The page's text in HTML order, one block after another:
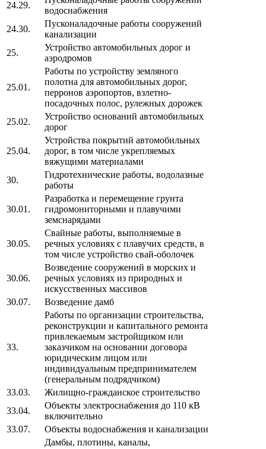
24.29.
водоснабжения
24.30.
Пусконаладочные работы сооружений
канализации
25.
Устройство автомобильных дорог и
аэродромов
25.01.
Работы по устройству земляного
полотна для автомобильных дорог,
перронов аэропортов, взлетно-
посадочных полос, рулежных дорожек
25.02.
Устройство оснований автомобильных
дорог
25.04.
Устройства покрытий автомобильных
дорог, в том числе укрепляемых
вяжущими материалами
30.
Гидротехнические работы, водолазные
работы
30.01.
Разработка и перемещение грунта
гидромониторными и плавучими
земснарядами
30.05.
Свайные работы, выполняемые в
речных условиях с плавучих средств, в
том числе устройство свай-оболочек
30.06.
Возведение сооружений в морских и
речных условиях из природных и
искусственных массивов
30.07.
Возведение дамб
33.
Работы по организации строительства,
реконструкции и капитального ремонта
привлекаемым застройщиком или
заказчиком на основании договора
юридическим лицом или
индивидуальным предпринимателем
(генеральным подрядчиком)
33.03.
Жилищно-гражданское строительство
33.04.
Объекты электроснабжения до 110 кВ
включительно
33.07.
Объекты водоснабжения и канализации
Дамбы, плотины, каналы,